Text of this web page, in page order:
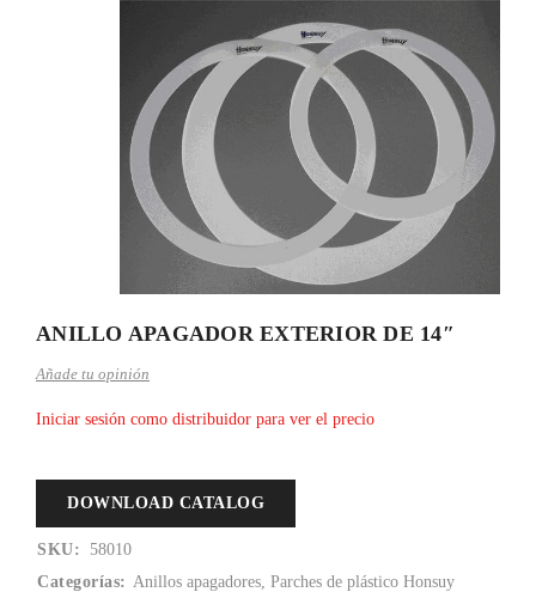
ANILLO APAGADOR EXTERIOR DE 14″
Añade tu opinión
Iniciar sesión como distribuidor para ver el precio
DOWNLOAD CATALOG
SKU:
58010
Categorías: Anillos apagadores, Parches de plástico Honsuy